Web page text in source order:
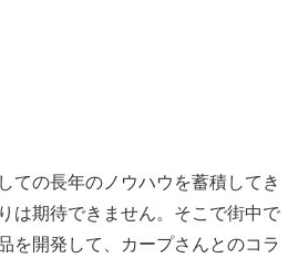
ての長年のノウハウを蓄積してき
は期待できません。そこで街中で
を開発して、カープさんとのコラ